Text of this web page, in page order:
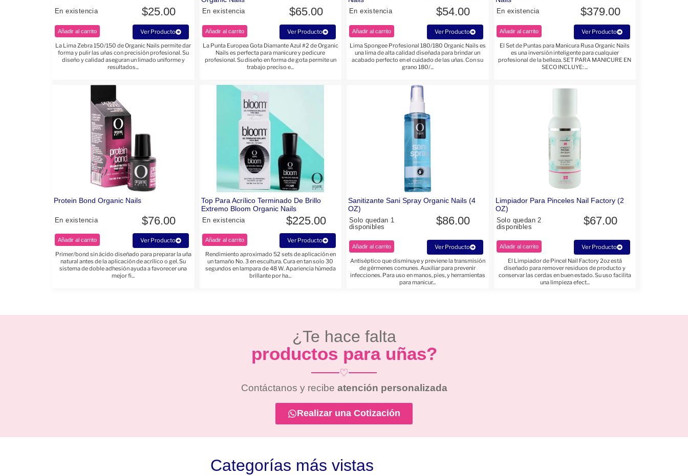
En existencia $25.00
Añadir al carrito
Ver Producto
La Lima Zebra 150/150 de Organic Nails permite dar
forma y pulir las uñas con precisión profesional. Su
diseño y calidad aseguran un limado uniforme y
resultados...
En existencia $65.00
Añadir al carrito
Ver Producto
La Punta Europea Gota Diamante Azul #2 de Organic
Nails es perfecta para manicure y pedicure
profesional. Su diseño en forma de gota permite un
trabajo preciso e...
En existencia $54.00
Añadir al carrito
Ver Producto
Lima Spongee Profesional 180/180 Organic Nails es
una lima de alta calidad diseñada para brindar un
acabado perfecto en el cuidado de las uñas. Con su
grano 180/...
En existencia $379.00
Añadir al carrito
Ver Producto
El Set de Puntas para Manicura Rusa Organic Nails
es una inversión inteligente para cualquier
profesional de la belleza. SET PARA MANICURE EN
SECO INCLUYE: ...
Protein Bond Organic Nails
En existencia $76.00
Añadir al carrito
Ver Producto
Primer/bond sin ácido diseñado para preparar la uña
natural antes de la aplicación de acrílico o gel. Su
sistema de doble adhesión ayuda a favorecer una
mejor fi...
Top Para Acrílico Terminado De Brillo
Extremo Bloom Organic Nails
En existencia $225.00
Añadir al carrito
Ver Producto
Rendimiento aproximado 52 sets de aplicación en
un tamaño No. 3 en escultura. Cura en tan solo 30
segundos en lampara de 48 W. Apariencia húmeda
brillante por ha...
Sanitizante Sani Spray Organic Nails (4
OZ)
Solo quedan 1
disponibles
$86.00
Añadir al carrito
Ver Producto
Antiséptico que disminuye y previene la transmisión
de gérmenes comunes. Auxiliar para prevenir
infecciones. Para uso en manos, pies, y herramientas
para manicur...
Limpiador Para Pinceles Nail Factory (2
OZ)
Solo quedan 2
disponibles
$67.00
Añadir al carrito
Ver Producto
El Limpiador de Pincel Nail Factory 2oz está
diseñado para remover residuos de producto y
conservar las cerdas en buen estado. Su uso facilita
una limpieza efect...
¿Te hace falta
productos para uñas?
♡
Contáctanos y recibe atención personalizada
Realizar una Cotización
Categorías más vistas